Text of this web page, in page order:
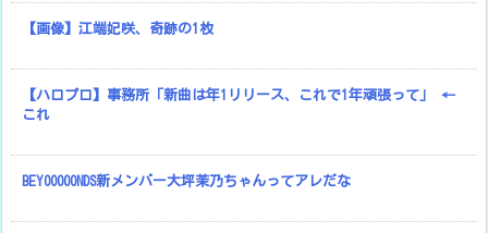
【画像】江端妃咲、奇跡の1枚
【ハロプロ】事務所「新曲は年1リリース、これで1年頑張って」 ←
これ
BEYOOOOONDS新メンバー大坪茉乃ちゃんってアレだな